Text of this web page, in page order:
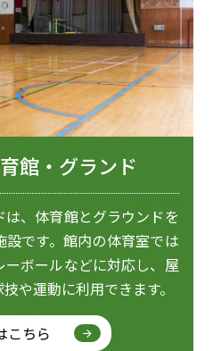
館・グランド
、体育館とグラウンドを
です。館内の体育室では
ボールなどに対応し、屋
や運動に利用できます。
こちら